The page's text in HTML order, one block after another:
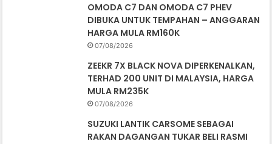
OMODA C7 DAN OMODA C7 PHEV
DIBUKA UNTUK TEMPAHAN – ANGGARAN
HARGA MULA RM160K
07/08/2026
ZEEKR 7X BLACK NOVA DIPERKENALKAN,
TERHAD 200 UNIT DI MALAYSIA, HARGA
MULA RM235K
07/08/2026
SUZUKI LANTIK CARSOME SEBAGAI
RAKAN DAGANGAN TUKAR BELI RASMI